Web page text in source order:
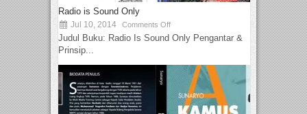
Radio is Sound Only
Jul 10, 2014 Comments Off
Judul Buku: Radio Is Sound Only Pengantar &
Prinsip...